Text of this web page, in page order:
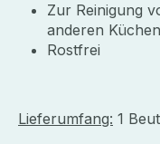
Zur Reinigung
anderen
Rostfrei
Lieferumfang: 1